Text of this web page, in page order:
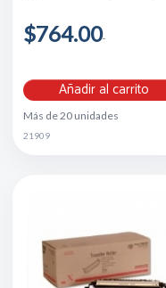
$764.00
Añadir al carrito
Más de 20 unidades
21909